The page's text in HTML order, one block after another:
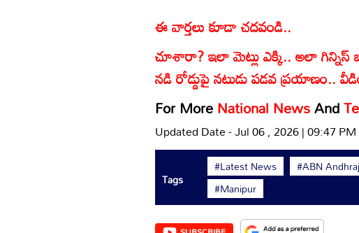
ఈ వార్తలు కూడా చదవండి..
చూశారా? ఇలా మెట్లు ఎక్కి.. అలా
నడి రోడ్డుపై నటుడు పడవ ప్రయాణం..
For MoreNational NewsAnd
Updated Date - Jul 06 , 2026 | 09:47 PM
Tags
#Latest News #ABN
#Manipur